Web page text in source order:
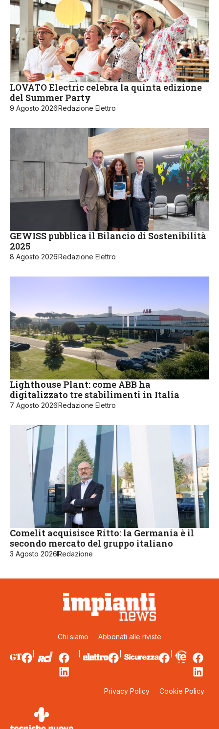
LOVATO Electric celebra la quinta edizione
del Summer Party
9 Agosto 2026Redazione Elettro
GEWISS pubblica il Bilancio di Sostenibilità
2025
8 Agosto 2026Redazione Elettro
Lighthouse Plant: come ABB ha
digitalizzato tre stabilimenti in Italia
7 Agosto 2026Redazione Elettro
Comelit acquisisce Ritto: la Germania è il
secondo mercato del gruppo italiano
3 Agosto 2026Redazione
Chi siamo Abbonati alle riviste
Privacy Policy Cookie Policy